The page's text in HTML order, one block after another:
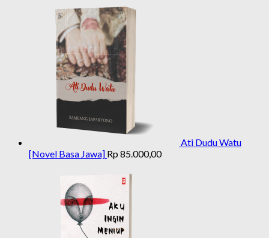
Ati Dudu Watu
[Novel Basa Jawa] Rp 85.000,00